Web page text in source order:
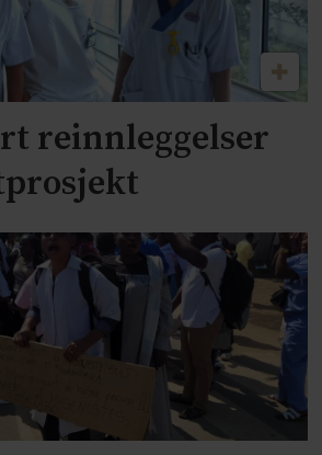
reinnleggelser